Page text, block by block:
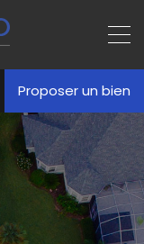
Proposer un bien